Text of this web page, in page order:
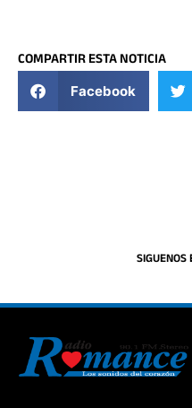
COMPARTIR ESTA NOTICIA
Facebook
SIGUENOS